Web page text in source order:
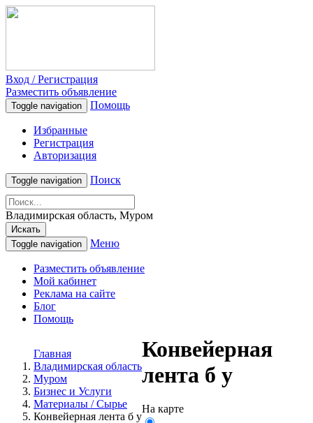
Вход / Регистрация
Разместить объявление
Toggle navigation Помощь
Избранные
Регистрация
Авторизация
Toggle navigation Поиск
Владимирская область, Муром
Искать
Toggle navigation
Меню
Разместить объявление
Мой кабинет
Реклама на сайте
Блог
Помощь
Главная
Владимирская область
Муром
Бизнес и Услуги
Материалы / Сырье
Конвейерная лента б у
Конвейерная
лента б у
На карте